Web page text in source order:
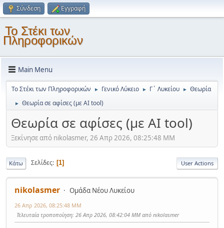
Σύνδεση Εγγραφή
Το Στέκι των
Πληροφορικών
Main Menu
Το Στέκι των Πληροφορικών ► Γενικό Λύκειο ► Γ΄ Λυκείου ► Θεωρία
► Θεωρία σε αφίσες (με AI tool)
Θεωρία σε αφίσες (με AI tool)
Ξεκίνησε από nikolasmer, 26 Απρ 2026, 08:25:48 ΜΜ
Κάτω Σελίδες 1 User Actions
nikolasmer Ομάδα Νέου Λυκείου
26 Απρ 2026, 08:25:48 ΜΜ
Τελευταία τροποποίηση: 26 Απρ 2026, 08:42:04 ΜΜ από nikolasmer